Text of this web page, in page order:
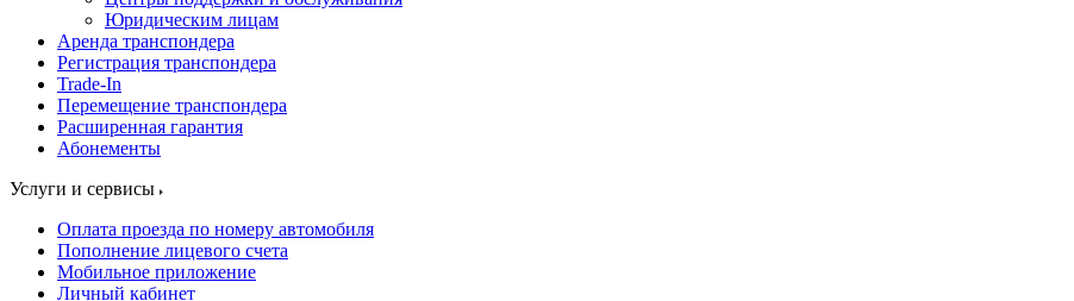
Юридическим лицам
Аренда транспондера
Регистрация транспондера
Trade-In
Перемещение транспондера
Расширенная гарантия
Абонементы
Услуги и сервисы
Оплата проезда по номеру автомобиля
Пополнение лицевого счета
Мобильное приложение
Личный кабинет